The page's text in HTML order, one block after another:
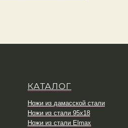
КАТАЛОГ
Ножи из дамасской стали
Ножи из стали 95х18
Ножи из стали Elmax